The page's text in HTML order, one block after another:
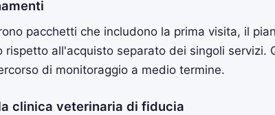
pacchetti che includono la prima visita, il
all'acquisto separato dei singoli servizi.
di monitoraggio a medio termine.
clinica veterinaria di fiducia